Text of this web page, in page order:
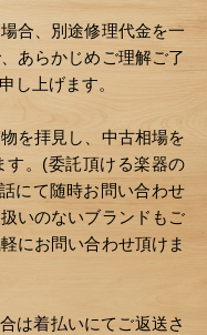
合、別途修理代金を一
あらかじめご理解ご了
し上げます。
を拝見し、中古相場を
す。(委託頂ける楽器の
にて随時お問い合わせ
いのないブランドもご
にお問い合わせ頂けま
は着払いにてご返送さ